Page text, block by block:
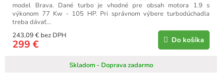
Skladom - Doprava zadarmo
243,09 € bez DPH
299 € Do košíka
model Brava. Dané turbo je vhodné pre obsah motora 1.9 s
výkonom 77 Kw - 105 HP. Pri správnom výbere turbodúchadla
treba dávať...